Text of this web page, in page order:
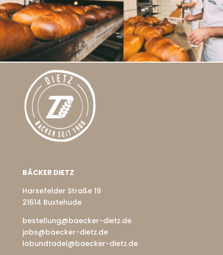
BÄCKER DIETZ
Harsefelder Straße 19
21614 Buxtehude
bestellung@baecker-dietz.de
jobs@baecker-dietz.de
lobundtadel@baecker-dietz.de